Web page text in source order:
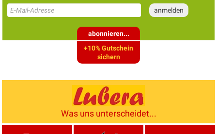
abonnieren...
+10% Gutschein
sichern
Was uns unterscheidet...